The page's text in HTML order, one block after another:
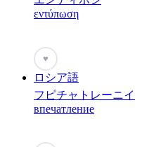
εντύπωση
♥
ロシア語
フピチャトレーニイ
впечатление